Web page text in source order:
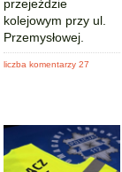
przejeździe
kolejowym przy ul.
Przemysłowej.
liczba komentarzy 27